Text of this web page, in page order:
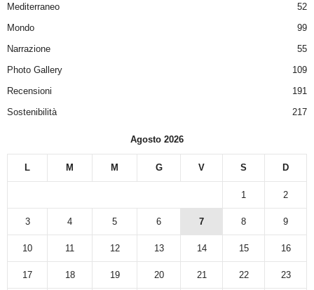
Mediterraneo
52
Mondo
99
Narrazione
55
Photo Gallery
109
Recensioni
191
Sostenibilità
217
Agosto 2026
L M M G V S D
1 2
3 4 5 6 7 8 9
10 11 12 13 14 15 16
17 18 19 20 21 22 23